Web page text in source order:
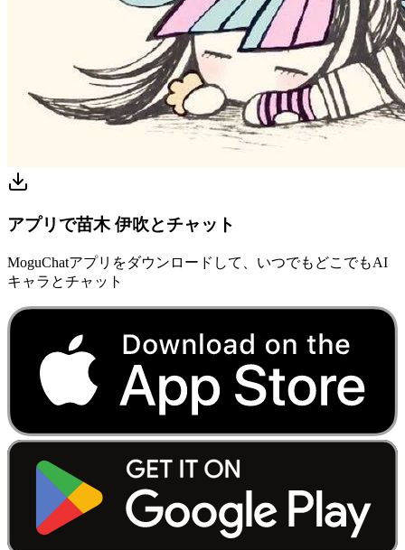
アプリで苗木 伊吹とチャット
MoguChatアプリをダウンロードして、いつでもどこでもAI
キャラとチャット